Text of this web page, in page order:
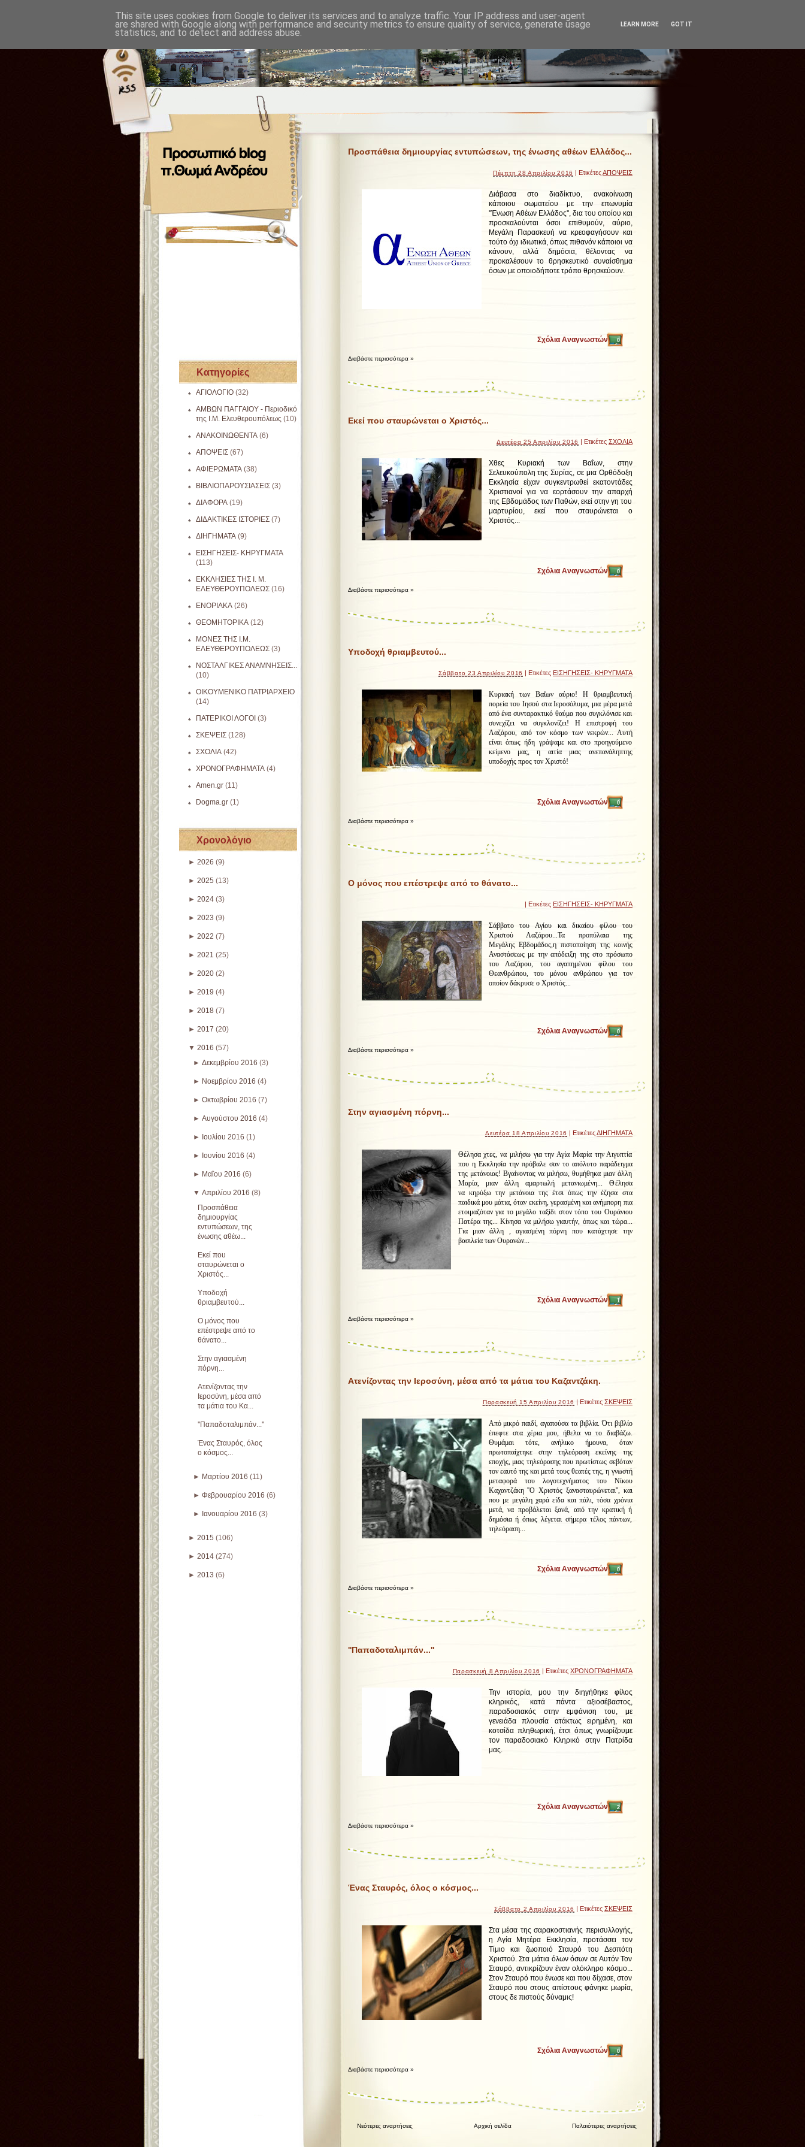
Κατηγορίες
ΑΓΙΟΛΟΓΙΟ (32)
ΑΜΒΩΝ ΠΑΓΓΑΙΟΥ - Περιοδικό
της Ι.Μ. Ελευθερουπόλεως (10)
ΑΝΑΚΟΙΝΩΘΕΝΤΑ (6)
ΑΠΟΨΕΙΣ (67)
ΑΦΙΕΡΩΜΑΤΑ (38)
ΒΙΒΛΙΟΠΑΡΟΥΣΙΑΣΕΙΣ (3)
ΔΙΑΦΟΡΑ (19)
ΔΙΔΑΚΤΙΚΕΣ ΙΣΤΟΡΙΕΣ (7)
ΔΙΗΓΗΜΑΤΑ (9)
ΕΙΣΗΓΗΣΕΙΣ- ΚΗΡΥΓΜΑΤΑ
(113)
ΕΚΚΛΗΣΙΕΣ ΤΗΣ Ι. Μ.
ΕΛΕΥΘΕΡΟΥΠΟΛΕΩΣ (16)
ΕΝΟΡΙΑΚΑ (26)
ΘΕΟΜΗΤΟΡΙΚΑ (12)
ΜΟΝΕΣ ΤΗΣ Ι.Μ.
ΕΛΕΥΘΕΡΟΥΠΟΛΕΩΣ (3)
ΝΟΣΤΑΛΓΙΚΕΣ ΑΝΑΜΝΗΣΕΙΣ...
(10)
ΟΙΚΟΥΜΕΝΙΚΟ ΠΑΤΡΙΑΡΧΕΙΟ
(14)
ΠΑΤΕΡΙΚΟΙ ΛΟΓΟΙ (3)
ΣΚΕΨΕΙΣ (128)
ΣΧΟΛΙΑ (42)
ΧΡΟΝΟΓΡΑΦΗΜΑΤΑ (4)
Amen.gr (11)
Dogma.gr (1)
Χρονολόγιο
► 2026 (9)
► 2025 (13)
► 2024 (3)
► 2023 (9)
► 2022 (7)
► 2021 (25)
► 2020 (2)
► 2019 (4)
► 2018 (7)
► 2017 (20)
▼ 2016 (57)
► Δεκεμβρίου 2016 (3)
► Νοεμβρίου 2016 (4)
► Οκτωβρίου 2016 (7)
► Αυγούστου 2016 (4)
► Ιουλίου 2016 (1)
► Ιουνίου 2016 (4)
► Μαΐου 2016 (6)
▼ Απριλίου 2016 (8)
Προσπάθεια
δημιουργίας
εντυπώσεων, της
ένωσης αθέω...
Εκεί που
σταυρώνεται ο
Χριστός...
Υποδοχή
θριαμβευτού...
Ο μόνος που
επέστρεψε από το
θάνατο...
Στην αγιασμένη
πόρνη...
Ατενίζοντας την
Ιεροσύνη, μέσα από
τα μάτια του Κα...
''Παπαδοταλιμπάν...''
Ένας Σταυρός, όλος
ο κόσμος...
► Μαρτίου 2016 (11)
► Φεβρουαρίου 2016 (6)
► Ιανουαρίου 2016 (3)
► 2015 (106)
► 2014 (274)
► 2013 (6)
Προσπάθεια δημιουργίας εντυπώσεων, της ένωσης αθέων Ελλάδος...
Πέμπτη 28 Απριλίου 2016 | ΕτικέτεςΑΠΟΨΕΙΣ
Διάβασα στο διαδίκτυο, ανακοίνωση
κάποιου σωματείου με την επωνυμία
''Ένωση Αθέων Ελλάδος'', δια του οποίου και
προσκαλούνται όσοι επιθυμούν, αύριο,
Μεγάλη Παρασκευή να κρεοφαγήσουν και
τούτο όχι ιδιωτικά, όπως πιθανόν κάποιοι να
κάνουν, αλλά δημόσια, θέλοντας να
προκαλέσουν το θρησκευτικό συναίσθημα
όσων με οποιοδήποτε τρόπο θρησκεύουν.
Σχόλια Αναγνωστών 0
Διαβάστε περισσότερα »
Εκεί που σταυρώνεται ο Χριστός...
Δευτέρα 25 Απριλίου 2016 | Ετικέτες ΣΧΟΛΙΑ
Χθες Κυριακή των Βαΐων, στην
Σελευκούπολη της Συρίας, σε μια Ορθόδοξη
Εκκλησία είχαν συγκεντρωθεί εκατοντάδες
Χριστιανοί για να εορτάσουν την απαρχή
της Εβδομάδος των Παθών, εκεί στην γη του
μαρτυρίου, εκεί που σταυρώνεται ο
Χριστός...
Σχόλια Αναγνωστών 0
Διαβάστε περισσότερα »
Υποδοχή θριαμβευτού...
Σάββατο 23 Απριλίου 2016 | Ετικέτες ΕΙΣΗΓΗΣΕΙΣ- ΚΗΡΥΓΜΑΤΑ
Κυριακή των Βαΐων αύριο! Η θριαμβευτική
πορεία του Ιησού στα Ιεροσόλυμα, μια μέρα μετά
από ένα συνταρακτικό θαύμα που συγκλόνισε και
συνεχίζει να συγκλονίζει! Η επιστροφή του
Λαζάρου, από τον κόσμο των νεκρών... Αυτή
είναι όπως ήδη γράψαμε και στο προηγούμενο
κείμενο μας, η αιτία μιας ανεπανάληπτης
υποδοχής προς τον Χριστό!
Σχόλια Αναγνωστών 0
Διαβάστε περισσότερα »
Ο μόνος που επέστρεψε από το θάνατο...
| Ετικέτες ΕΙΣΗΓΗΣΕΙΣ- ΚΗΡΥΓΜΑΤΑ
Σάββατο του Αγίου και δικαίου φίλου του
Χριστού Λαζάρου...Τα προπύλαια της
Μεγάλης Εβδομάδος,η πιστοποίηση της κοινής
Αναστάσεως με την απόδειξη της στο πρόσωπο
του Λαζάρου, του αγαπημένου φίλου του
Θεανθρώπου, του μόνου ανθρώπου για τον
οποίον δάκρυσε ο Χριστός...
Σχόλια Αναγνωστών 0
Διαβάστε περισσότερα »
Στην αγιασμένη πόρνη...
Δευτέρα 18 Απριλίου 2016 | ΕτικέτεςΔΙΗΓΗΜΑΤΑ
Θέλησα χτες, να μιλήσω για την Αγία Μαρία την Αιγυπτία
που η Εκκλησία την πρόβαλε σαν το απόλυτο παράδειγμα
της μετάνοιας! Βγαίνοντας να μιλήσω, θυμήθηκα μιαν άλλη
Μαρία, μιαν άλλη αμαρτωλή μετανιωμένη... Θέλησα
να κηρύξω την μετάνοια της έτσι όπως την έζησα στα
παιδικά μου μάτια, όταν εκείνη, γερασμένη και ανήμπορη πια
ετοιμαζόταν για το μεγάλο ταξίδι στον τόπο του Ουράνιου
Πατέρα της... Κίνησα να μιλήσω γιαυτήν, όπως και τώρα...
Για μιαν άλλη , αγιασμένη πόρνη που κατάχτησε την
βασιλεία των Ουρανών...
Σχόλια Αναγνωστών 1
Διαβάστε περισσότερα »
Ατενίζοντας την Ιεροσύνη, μέσα από τα μάτια του Καζαντζάκη.
Παρασκευή 15 Απριλίου 2016 | Ετικέτες ΣΚΕΨΕΙΣ
Από μικρό παιδί, αγαπούσα τα βιβλία. Ότι βιβλίο
έπεφτε στα χέρια μου, ήθελα να το διαβάζω.
Θυμάμαι τότε, ανήλικο ήμουνα, όταν
πρωτοπαίχτηκε στην τηλεόραση εκείνης της
εποχής, μιας τηλεόρασης που πρωτίστως σεβόταν
τον εαυτό της και μετά τους θεατές της, η γνωστή
μεταφορά του λογοτεχνήματος του Νίκου
Καχαντζάκη ''Ο Χριστός ξανασταυρώνεται'', και
που με μεγάλη χαρά είδα και πάλι, τόσα χρόνια
μετά, να προβάλεται ξανά, από την κρατική ή
δημόσια ή όπως λέγεται σήμερα τέλος πάντων,
τηλεόραση...
Σχόλια Αναγνωστών 0
Διαβάστε περισσότερα »
''Παπαδοταλιμπάν...''
Παρασκευή 8 Απριλίου 2016 | Ετικέτες ΧΡΟΝΟΓΡΑΦΗΜΑΤΑ
Την ιστορία, μου την διηγήθηκε φίλος
κληρικός, κατά πάντα αξιοσέβαστος,
παραδοσιακός στην εμφάνιση του, με
γενειάδα πλουσία ατάκτως ειρημένη, και
κοτσίδα πληθωρική, έτσι όπως γνωρίζουμε
τον παραδοσιακό Κληρικό στην Πατρίδα
μας.
Σχόλια Αναγνωστών 2
Διαβάστε περισσότερα »
Ένας Σταυρός, όλος ο κόσμος...
Σάββατο 2 Απριλίου 2016 | Ετικέτες ΣΚΕΨΕΙΣ
Στα μέσα της σαρακοστιανής περισυλλογής,
η Αγία Μητέρα Εκκλησία, προτάσσει τον
Τίμιο και ζωοποιό Σταυρό του Δεσπότη
Χριστού. Στα μάτια όλων όσων σε Αυτόν Τον
Σταυρό, αντικρίζουν έναν ολόκληρο κόσμο...
Στον Σταυρό που ένωσε και που δίχασε, στον
Σταυρό που στους απίστους φάνηκε μωρία,
στους δε πιστούς δύναμις!
Σχόλια Αναγνωστών 0
Διαβάστε περισσότερα »
Νεότερες αναρτήσεις Παλαιότερες αναρτήσεις
Αρχική σελίδα
This site uses cookies from Google to deliver its services and to analyze traffic. Your IP address and user-agent
are shared with Google along with performance and security metrics to ensure quality of service, generate usage
statistics, and to detect and address abuse.
LEARN MORE GOT IT